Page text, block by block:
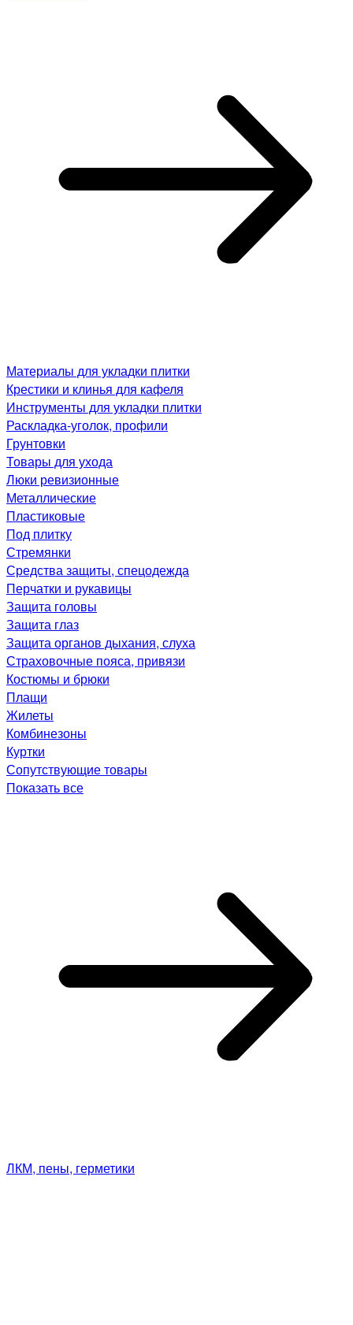
Материалы для укладки плитки
Крестики и клинья для кафеля
Инструменты для укладки плитки
Раскладка-уголок, профили
Грунтовки
Товары для ухода
Люки ревизионные
Металлические
Пластиковые
Под плитку
Стремянки
Средства защиты, спецодежда
Перчатки и рукавицы
Защита головы
Защита глаз
Защита органов дыхания, слуха
Страховочные пояса, привязи
Костюмы и брюки
Плащи
Жилеты
Комбинезоны
Куртки
Сопутствующие товары
Показать все
ЛКМ, пены, герметики